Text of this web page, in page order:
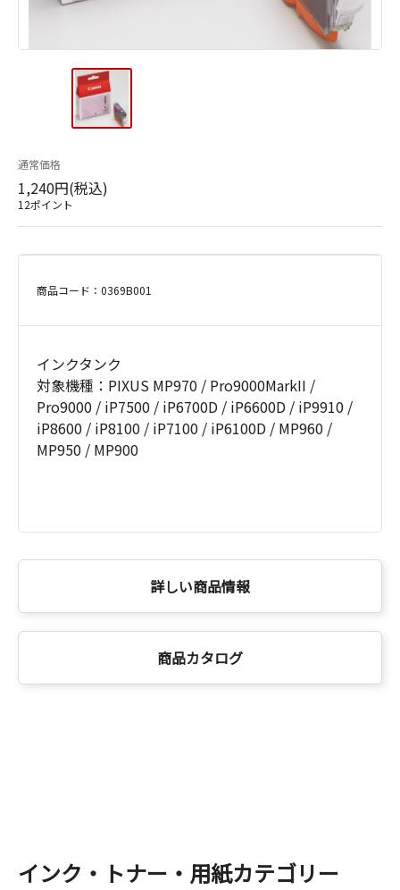
通常価格
1,240円(税込)
12ポイント
商品コード：0369B001
インクタンク
対象機種：PIXUS MP970 / Pro9000MarkII /
Pro9000 / iP7500 / iP6700D / iP6600D / iP9910 /
iP8600 / iP8100 / iP7100 / iP6100D / MP960 /
MP950 / MP900
詳しい商品情報
商品カタログ
インク・トナー・用紙カテゴリー